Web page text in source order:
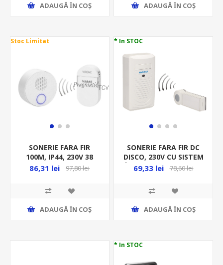
ADAUGĂ ȊN COŞ ADAUGĂ ȊN COŞ
Stoc Limitat
SONERIE FARA FIR
100M, IP44, 230V 38
MELODII, BUTON FARA
86,31 lei 97,80 lei
ADAUGĂ ȊN COŞ
* In STOC
SONERIE FARA FIR DC
DISCO, 230V CU SISTEM
ÎNVATARE, OR-DB-KH-
69,33 lei 78,60 lei
ADAUGĂ ȊN COŞ
* In STOC